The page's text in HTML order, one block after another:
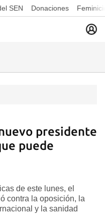
SEN Donaciones
presidente
puede
de este lunes, el
contra la oposición, la
y la sanidad